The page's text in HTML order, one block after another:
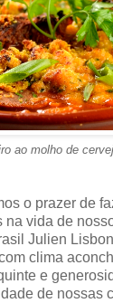
de cerveja
o prazer de
vida de
Julien
clima
e
de nossas